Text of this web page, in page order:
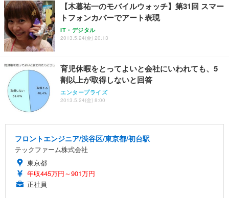
務用 おしゃれ パソコンチェア (ホワイト)
ANDWINT オフィスチェア デスクチェア 肘なし メ
ッシュ 通気性 ランバーサポート付き 腰サポート ガ
ス圧無段階昇降 360度回転 キャスター付き コンパク
【MiniLED/24.5inch/280Hz/FHD】GRAPHT THE S
HOOTER Gaming Monitor 24” Essential ゲーミン
グモニター QD 24.5インチ 1ms FHD 量子ドット 残
ュラー 200枚入【Amazon.co.jp限定】
【木暮祐一のモバイルウォッチ】第31回 スマー
トフォンカバーでアート表現
IT・デジタル
2013.5.24(金) 20:13
育児休暇をとってよいと会社にいわれても、5
割以上が取得しないと回答
エンタープライズ
2013.5.24(金) 8:00
フロントエンジニア/渋谷区/東京都/初台駅
テックファーム株式会社
東京都
年収445万円～901万円
正社員